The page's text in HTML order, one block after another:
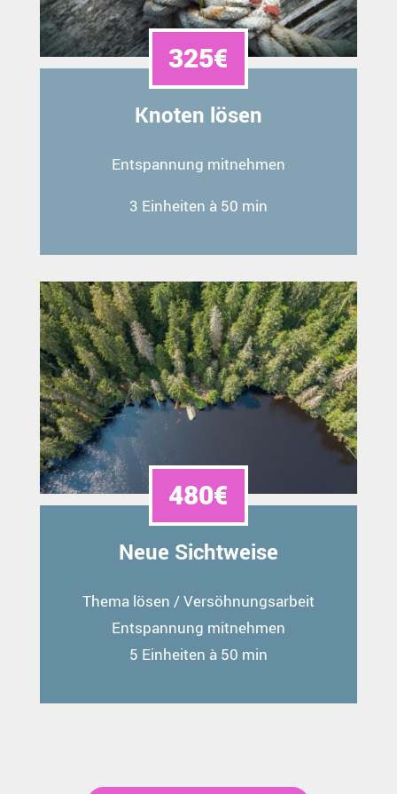
325€
Knoten lösen
Entspannung mitnehmen
3 Einheiten à 50 min
480€
Neue Sichtweise
Thema lösen / Versöhnungsarbeit
Entspannung mitnehmen
5 Einheiten à 50 min